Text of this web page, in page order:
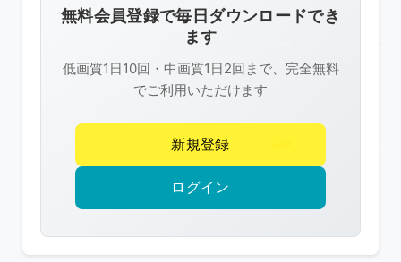
像
は
R-
FREE
作
権
護
無料会員登録で毎日ダウンロードでき
ます
低画質1日10回・中画質1日2回まで、完全無料
でご利用いただけます
新規登録
ログイン